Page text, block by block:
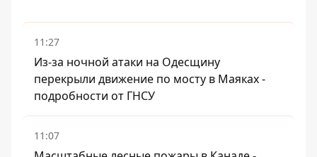
11:27
Из-за ночной атаки на Одесщину
перекрыли движение по мосту в Маяках -
подробности от ГНСУ
11:07